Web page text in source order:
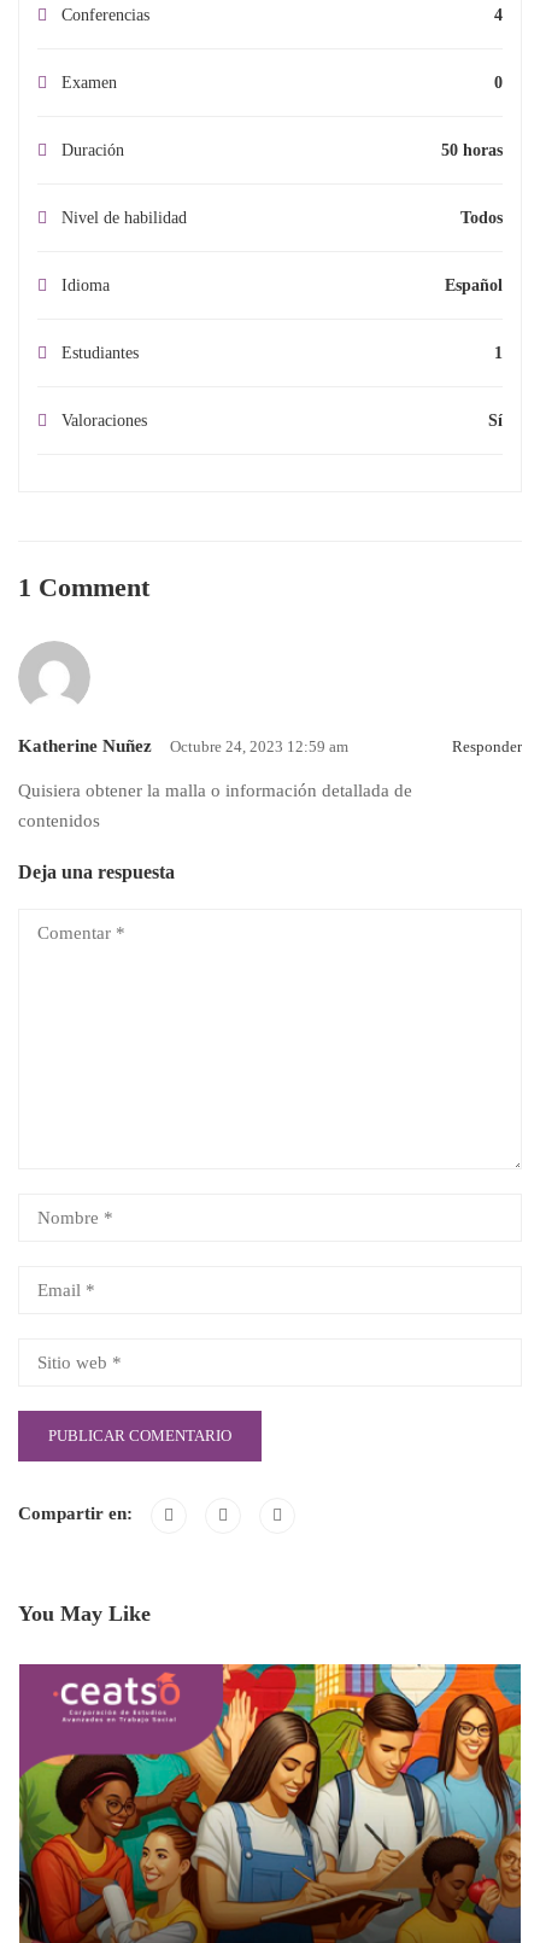
Conferencias 4
Examen 0
Duración 50 horas
Nivel de habilidad Todos
Idioma Español
Estudiantes 1
Valoraciones Sí
1 Comment
Katherine Nuñez Octubre 24, 2023 12:59 am Responder
Quisiera obtener la malla o información detallada de
contenidos
Deja una respuesta
Compartir en:
You May Like